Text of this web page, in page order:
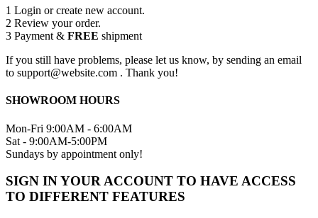
1 Login or create new account.
2 Review your order.
3 Payment & FREE shipment
If you still have problems, please let us know, by sending an email
to support@website.com . Thank you!
SHOWROOM HOURS
Mon-Fri 9:00AM - 6:00AM
Sat - 9:00AM-5:00PM
Sundays by appointment only!
SIGN IN YOUR ACCOUNT TO HAVE ACCESS
TO DIFFERENT FEATURES